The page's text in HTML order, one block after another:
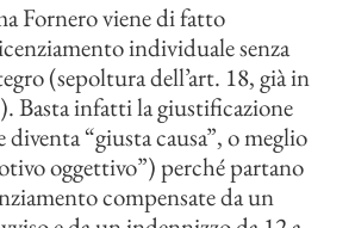
Fornero viene di fatto
individuale senza
(sepoltura dell’art. 18, già in
Basta infatti la giustificazione
“giusta causa”, o meglio
oggettivo”) perché partano
compensate da un